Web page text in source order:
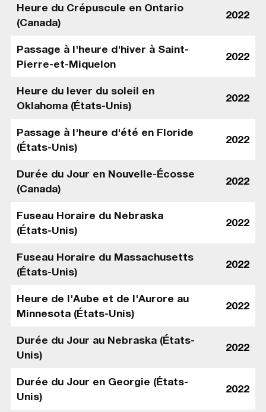
Heure du Crépuscule en Ontario
(Canada)
2022
Passage à l'heure d'hiver à Saint-
Pierre-et-Miquelon
2022
Heure du lever du soleil en
Oklahoma (États-Unis)
2022
Passage à l'heure d'été en Floride
(États-Unis)
2022
Durée du Jour en Nouvelle-Écosse
(Canada)
2022
Fuseau Horaire du Nebraska
(États-Unis)
2022
Fuseau Horaire du Massachusetts
(États-Unis)
2022
Heure de l'Aube et de l'Aurore au
Minnesota (États-Unis)
2022
Durée du Jour au Nebraska (États-
Unis)
2022
Durée du Jour en Georgie (États-
Unis)
2022